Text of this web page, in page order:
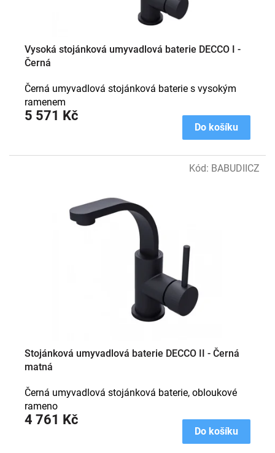
Vysoká stojánková umyvadlová baterie DECCO I -
Černá
5 571 Kč
Do košíku
Černá umyvadlová stojánková baterie s vysokým
ramenem
Stojánková umyvadlová baterie DECCO II - Černá
matná
4 761 Kč
Do košíku
Černá umyvadlová stojánková baterie, obloukové
rameno
Kód: BABUDIICZ